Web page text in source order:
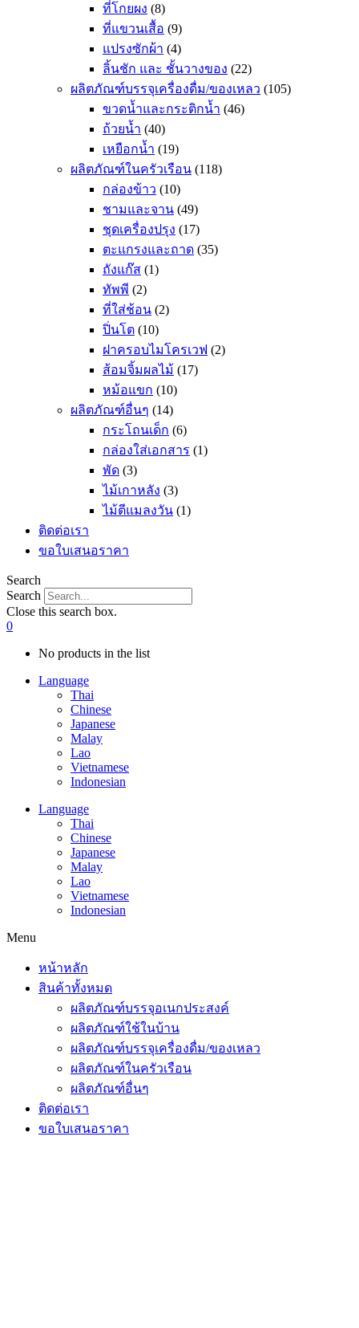
ที่โกยผง (8)
ที่แขวนเสื้อ (9)
แปรงซักผ้า (4)
ลิ้นชัก และ ชั้นวางของ (22)
ผลิตภัณฑ์บรรจุเครื่องดื่ม/ของเหลว (105)
ขวดน้ำและกระติกน้ำ (46)
ถ้วยน้ำ (40)
เหยือกน้ำ (19)
ผลิตภัณฑ์ในครัวเรือน (118)
กล่องข้าว (10)
ชามและจาน (49)
ชุดเครื่องปรุง (17)
ตะแกรงและถาด (35)
ถังแก๊ส (1)
ทัพพี (2)
ที่ใส่ช้อน (2)
ปิ่นโต (10)
ฝาครอบไมโครเวฟ (2)
ส้อมจิ้มผลไม้ (17)
หม้อแขก (10)
ผลิตภัณฑ์อื่นๆ (14)
กระโถนเด็ก (6)
กล่องใส่เอกสาร (1)
พัด (3)
ไม้เกาหลัง (3)
ไม้ตีแมลงวัน (1)
ติดต่อเรา
ขอใบเสนอราคา
Search
Search
Close this search box.
0
No products in the list
Language
Thai
Chinese
Japanese
Malay
Lao
Vietnamese
Indonesian
Language
Thai
Chinese
Japanese
Malay
Lao
Vietnamese
Indonesian
Menu
หน้าหลัก
สินค้าทั้งหมด
ผลิตภัณฑ์บรรจุอเนกประสงค์
ผลิตภัณฑ์ใช้ในบ้าน
ผลิตภัณฑ์บรรจุเครื่องดื่ม/ของเหลว
ผลิตภัณฑ์ในครัวเรือน
ผลิตภัณฑ์อื่นๆ
ติดต่อเรา
ขอใบเสนอราคา